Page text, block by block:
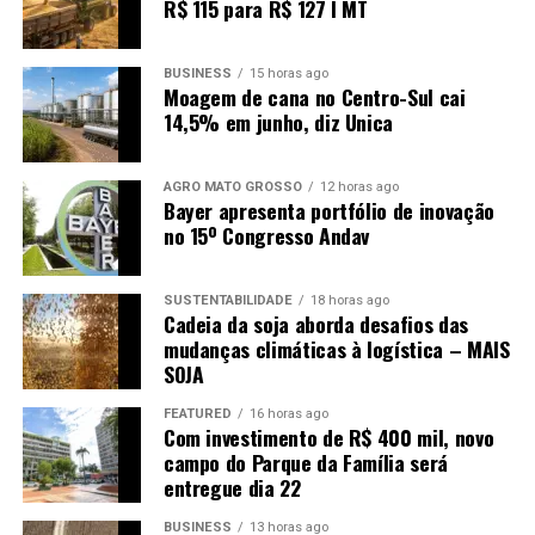
Hospital Regional de Sorriso – 75%
Hospital Regional de Sinop – 80%
R$ 115 para R$ 127 I MT
BUSINESS 15 horas ago
Moagem de cana no Centro-Sul cai
14,5% em junho, diz Unica
AGRO MATO GROSSO 12 horas ago
Bayer apresenta portfólio de inovação
no 15º Congresso Andav
SUSTENTABILIDADE 18 horas ago
Cadeia da soja aborda desafios das
mudanças climáticas à logística – MAIS
SOJA
FEATURED 16 horas ago
Com investimento de R$ 400 mil, novo
campo do Parque da Família será
entregue dia 22
BUSINESS 13 horas ago